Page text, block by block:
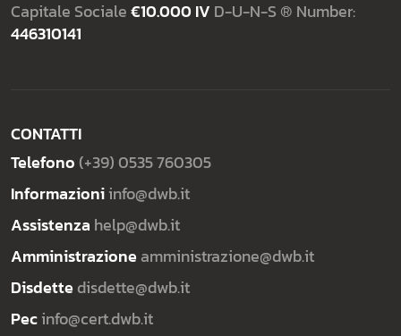
Capitale Sociale€10.000 IV D-U-N-S ® Number:
446310141
CONTATTI
Telefono (+39) 0535 760305
Informazioniinfo@dwb.it
Assistenza help@dwb.it
Amministrazione amministrazione@dwb.it
Disdette disdette@dwb.it
Pecinfo@cert.dwb.it